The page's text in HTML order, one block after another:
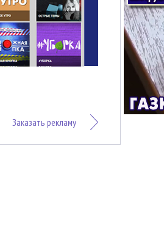
Заказать рекламу